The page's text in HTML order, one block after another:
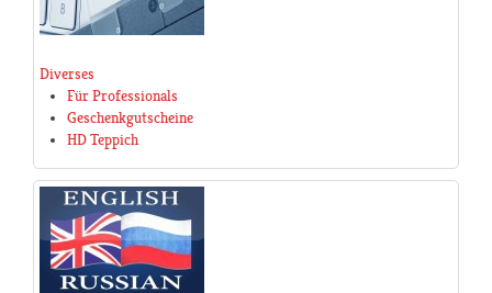
Diverses
Für Professionals
Geschenkgutscheine
HD Teppich